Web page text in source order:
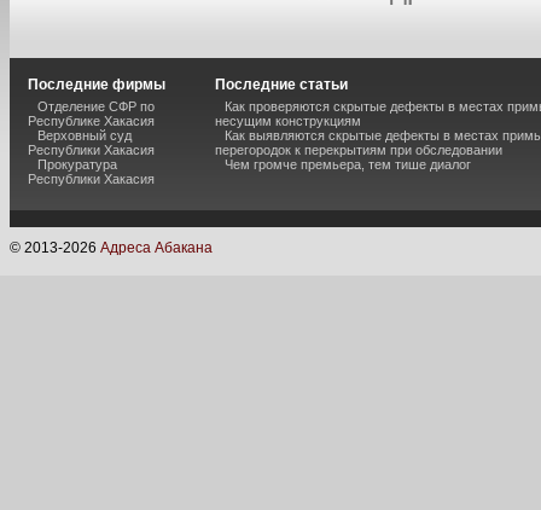
Последние фирмы
Отделение СФР по
Республике Хакасия
Верховный суд
Республики Хакасия
Прокуратура
Республики Хакасия
Последние статьи
Как проверяются скрытые дефекты в местах
несущим конструкциям
Как выявляются скрытые дефекты в местах
перегородок к перекрытиям при обследовании
Чем громче премьера, тем тише диалог
© 2013-2026 Адреса Абакана